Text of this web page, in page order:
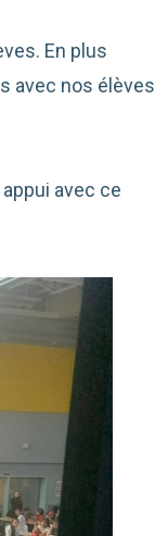
En plus
avec nos élèves
avec ce